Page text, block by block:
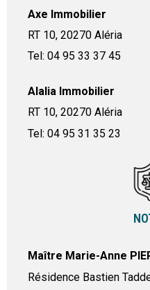
Axe Immobilier
RT 10, 20270 Aléria
Tel: 04 95 33 37 45
Alalia Immobilier
RT 10, 20270 Aléria
Tel: 04 95 31 35 23
Maître Marie-Anne
Résidence Bastien